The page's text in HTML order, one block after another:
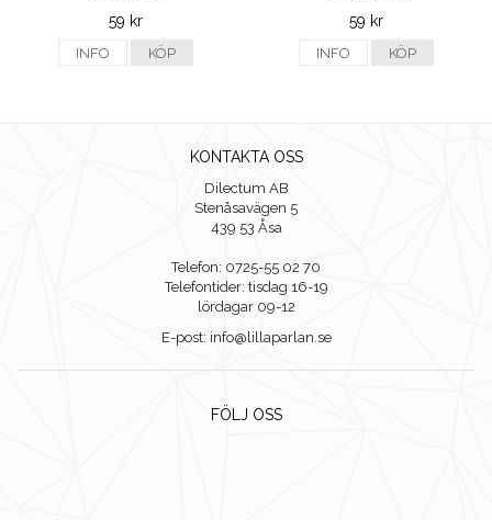
59 kr
INFO KÖP
59 kr
INFO KÖP
KONTAKTA OSS
Dilectum AB
Stenåsavägen 5
439 53 Åsa
Telefon: 0725-55 02 70
Telefontider: tisdag 16-19
lördagar 09-12
E-post: info@lillaparlan.se
FÖLJ OSS